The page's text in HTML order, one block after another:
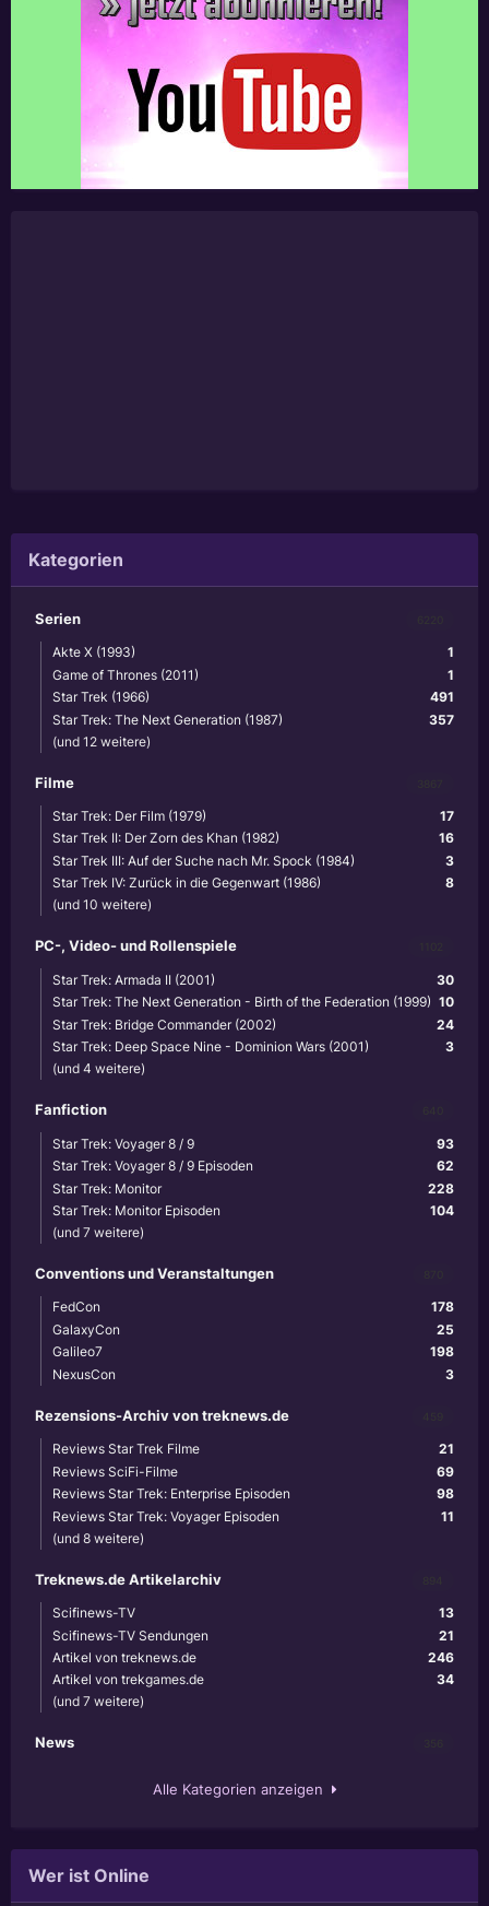
Kategorien
Serien
1
Akte X (1993)
1
Game of Thrones (2011)
491
Star Trek (1966)
357
Star Trek: The Next Generation (1987)
(und 12 weitere)
Filme
17
Star Trek: Der Film (1979)
16
Star Trek II: Der Zorn des Khan (1982)
3
Star Trek III: Auf der Suche nach Mr. Spock (1984)
8
Star Trek IV: Zurück in die Gegenwart (1986)
(und 10 weitere)
PC-, Video- und Rollenspiele
30
Star Trek: Armada II (2001)
10
Star Trek: The Next Generation - Birth of the Federation (1999)
24
Star Trek: Bridge Commander (2002)
3
Star Trek: Deep Space Nine - Dominion Wars (2001)
(und 4 weitere)
Fanfiction
93
Star Trek: Voyager 8 / 9
62
Star Trek: Voyager 8 / 9 Episoden
228
Star Trek: Monitor
104
Star Trek: Monitor Episoden
(und 7 weitere)
Conventions und Veranstaltungen
178
FedCon
25
GalaxyCon
198
Galileo7
3
NexusCon
Rezensions-Archiv von treknews.de
21
Reviews Star Trek Filme
69
Reviews SciFi-Filme
98
Reviews Star Trek: Enterprise Episoden
11
Reviews Star Trek: Voyager Episoden
(und 8 weitere)
Treknews.de Artikelarchiv
13
Scifinews-TV
21
Scifinews-TV Sendungen
246
Artikel von treknews.de
34
Artikel von trekgames.de
(und 7 weitere)
News
Alle Kategorien anzeigen
Wer ist Online